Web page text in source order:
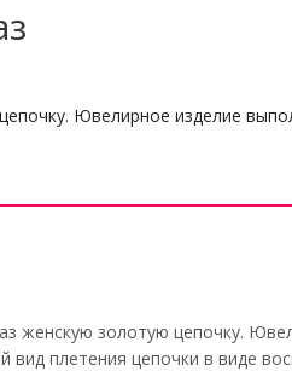
Ювелирное изделие
женскую золотую цепочку.
плетения цепочки в виде